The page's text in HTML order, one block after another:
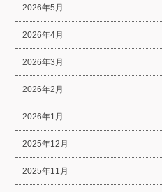
2026年5月
2026年4月
2026年3月
2026年2月
2026年1月
2025年12月
2025年11月